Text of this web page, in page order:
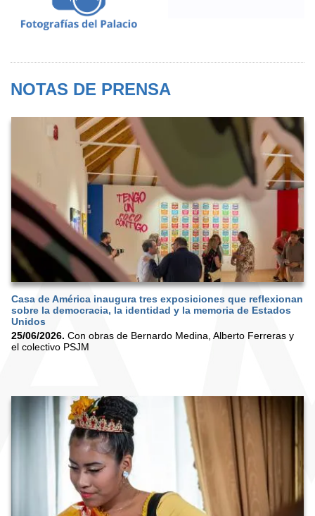
NOTAS DE PRENSA
Casa de América inaugura tres exposiciones que reflexionan
sobre la democracia, la identidad y la memoria de Estados
Unidos
25/06/2026. Con obras de Bernardo Medina, Alberto Ferreras y
el colectivo PSJM